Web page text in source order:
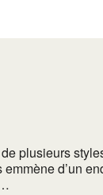
plusieurs
d’un